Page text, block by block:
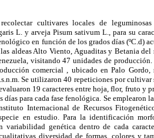
cultivares locales de leguminosas
L. y arveja Pisum sativum L., para su
en función de los grados días (ºC.d)
aldeas Alto Viento, Aguaditas y Betania
visitando 47 unidades de
comercial , ubicado en Palo Gordo,
Se utilizaron 40 repeticiones por cultivar
19 caracteres entre hoja, flor, fruto y
días para cada fase fenológica. Se emplearon
Internacional de Recursos
en estudio. Para la identificación
variabilidad genética dentro de cada
diversidad de formas, colores y